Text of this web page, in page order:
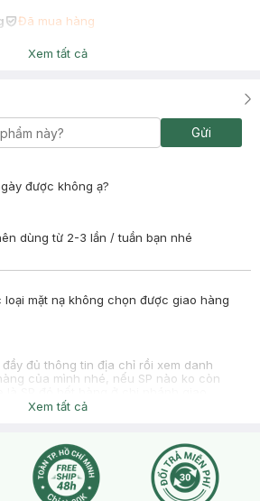
Đã mua hàng
Xem tất cả
Gửi
được không ạ?
dùng từ 2-3 lần / tuần bạn nhé
mặt nạ không chọn được giao hàng
đủ thông tin địa chỉ rồi xem danh
của mình nhé, nếu SP nào ko còn
bạn nè, bạn có thể cân nhắc thay thế
Xem tất cả